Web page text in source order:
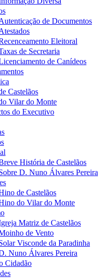
de Documentos
Eleitoral
de Secretaria
de Canídeos
Castelãos
Vilar do Monte
do Executivo
História de Castelãos
D. Nuno Álvares Pereira
de Castelãos
do Vilar do Monte
Matriz de Castelãos
de Vento
Visconde da Paradinha
Nuno Álvares Pereira
Cidadão